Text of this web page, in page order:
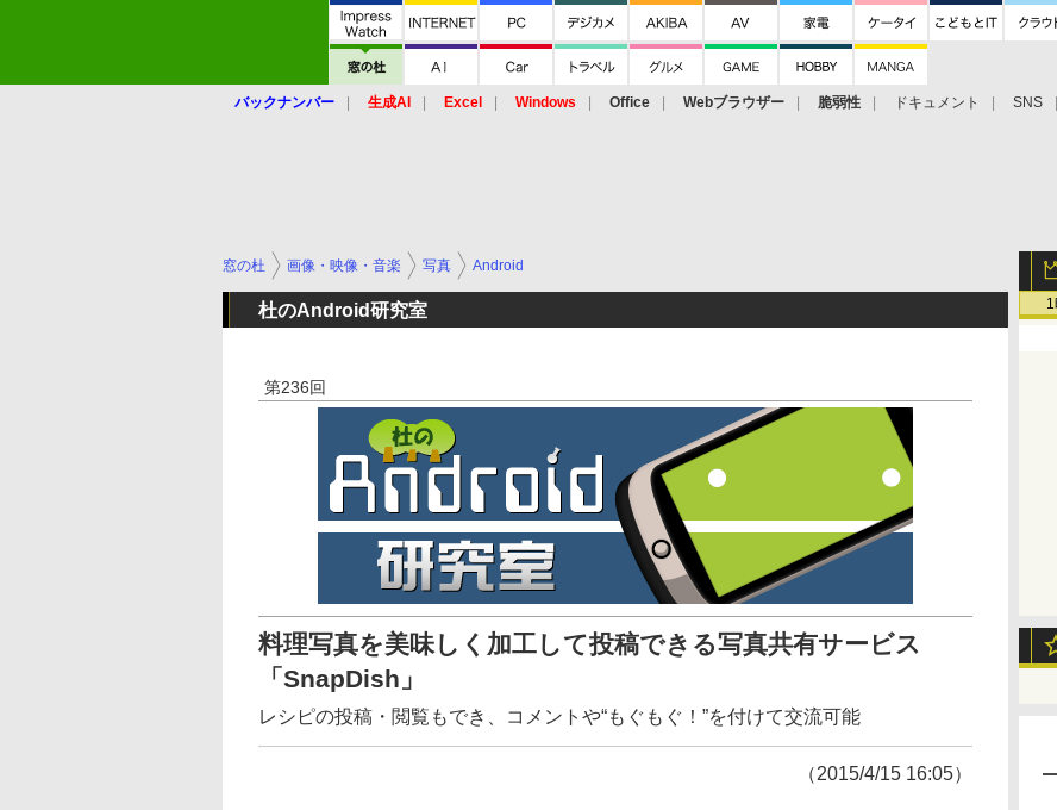
バックナンバー 生成AI Excel Windows Office Webブラウザー 脆弱性 ドキュメント SNS
窓の杜 画像・映像・音楽 写真 Android
杜のAndroid研究室
第236回
料理写真を美味しく加工して投稿できる写真共有サービス
「SnapDish」
レシピの投稿・閲覧もでき、コメントや“もぐもぐ！”を付けて交流可能
（2015/4/15 16:05）